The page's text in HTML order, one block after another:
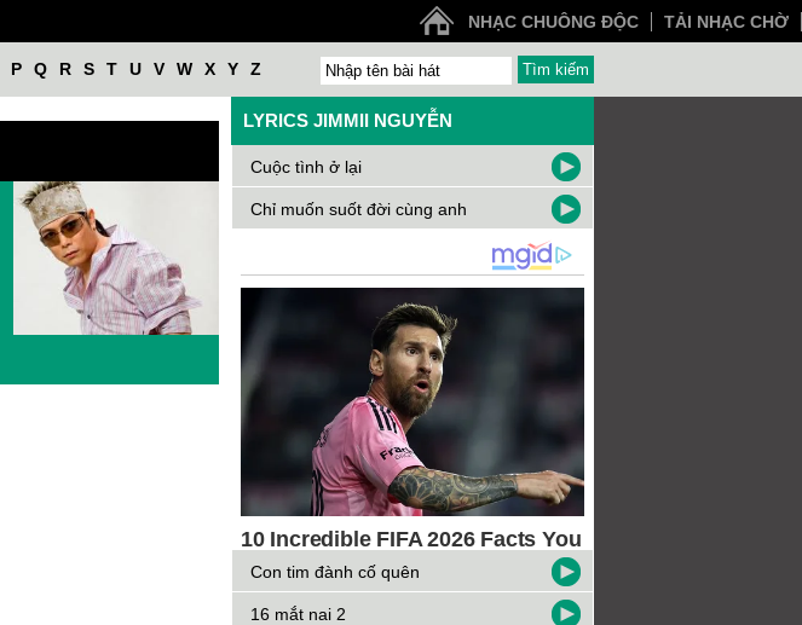
NHẠC CHUÔNG ĐỘC TẢI NHẠC CHỜ
P Q R S T U V W X Y Z
LYRICS JIMMII NGUYỄN
Cuộc tình ở lại
Chỉ muốn suốt đời cùng anh
Con tim đành cố quên
16 mắt nai 2